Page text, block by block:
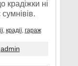
крадіжки ні
, крадії, гараж
admin